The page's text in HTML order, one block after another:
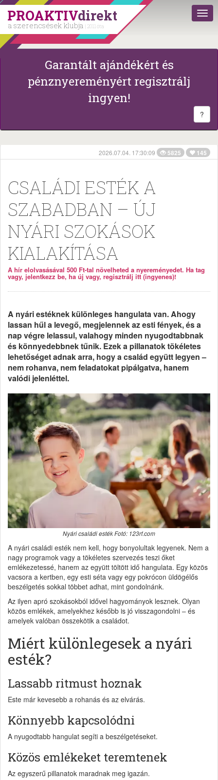
PROAKTIVdirekt
a szerencsések klubja | 2011 óta
Garantált ajándékért és
pénznyereményért regisztrálj
ingyen!
?
2026.07.04. 17:30:09 5825 145
CSALÁDI ESTÉK A
SZABADBAN – ÚJ
NYÁRI SZOKÁSOK
KIALAKÍTÁSA
A hír elolvasásával 500 Ft-tal növelheted a nyereményedet. Ha tag
vagy, jelentkezz be, ha új vagy, regisztrálj itt (ingyenes)!
A nyári estéknek különleges hangulata van. Ahogy
lassan hűl a levegő, megjelennek az esti fények, és a
nap végre lelassul, valahogy minden nyugodtabbnak
és könnyedebbnek tűnik. Ezek a pillanatok tökéletes
lehetőséget adnak arra, hogy a család együtt legyen –
nem rohanva, nem feladatokat pipálgatva, hanem
valódi jelenléttel.
Nyári családi esték Fotó: 123rf.com
A nyári családi esték nem kell, hogy bonyolultak legyenek. Nem a
nagy programok vagy a tökéletes szervezés teszi őket
emlékezetessé, hanem az együtt töltött idő hangulata. Egy közös
vacsora a kertben, egy esti séta vagy egy pokrócon üldögélős
beszélgetés sokkal többet adhat, mint gondolnánk.
Az ilyen apró szokásokból idővel hagyományok lesznek. Olyan
közös emlékek, amelyekhez később is jó visszagondolni – és
amelyek valóban összekötik a családot.
Miért különlegesek a nyári
esték?
Lassabb ritmust hoznak
Este már kevesebb a rohanás és az elvárás.
Könnyebb kapcsolódni
A nyugodtabb hangulat segíti a beszélgetéseket.
Közös emlékeket teremtenek
Az egyszerű pillanatok maradnak meg igazán.